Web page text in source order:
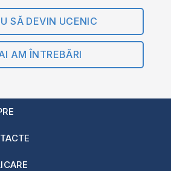
SĂ DEVIN UCENIC
AM ÎNTREBĂRI